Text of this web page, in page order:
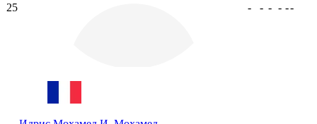
25 - - - - --